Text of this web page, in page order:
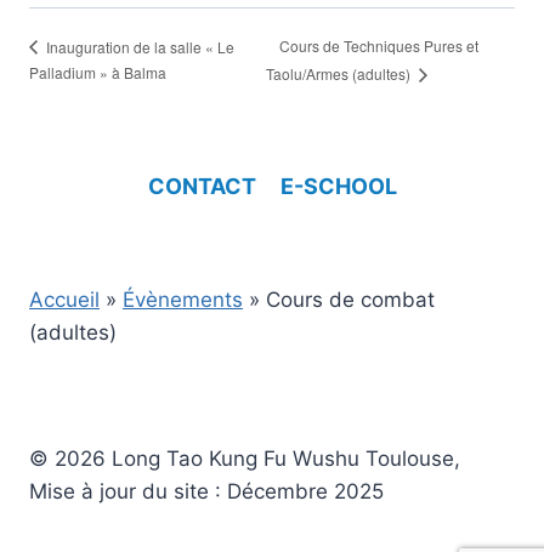
Inauguration de la salle « Le
Palladium » à Balma
Cours de Techniques Pures et
Taolu/Armes (adultes)
CONTACT E-SCHOOL
Accueil » Évènements » Cours de combat
(adultes)
© 2026 Long Tao Kung Fu Wushu Toulouse,
Mise à jour du site : Décembre 2025